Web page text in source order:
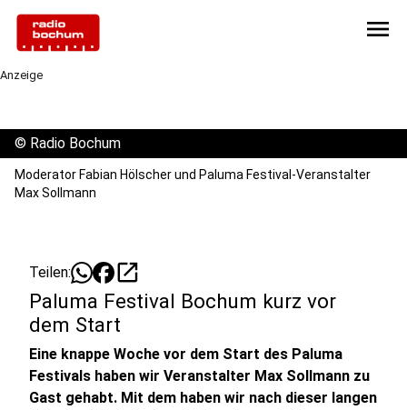
menu
Anzeige
© Radio Bochum
Moderator Fabian Hölscher und Paluma Festival-Veranstalter
Max Sollmann
Teilen: open_in_new
Paluma Festival Bochum kurz vor
dem Start
Eine knappe Woche vor dem Start des Paluma
Festivals haben wir Veranstalter Max Sollmann zu
Gast gehabt. Mit dem haben wir nach dieser langen